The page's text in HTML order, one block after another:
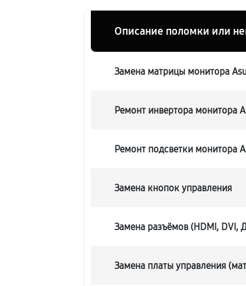
Описание поломки или
Замена матрицы монитора
Ремонт инвертора монитора
Ремонт подсветки монитора
Замена кнопок управления
Замена разъёмов (HDMI, DVI,
Замена платы управления